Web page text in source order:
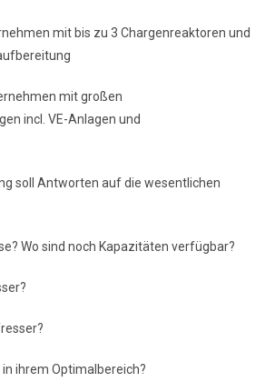
mit bis zu 3 Chargenreaktoren und
mit großen
incl. VE-Anlagen und
soll Antworten auf die wesentlichen
Wo sind noch Kapazitäten verfügbar?
in ihrem Optimalbereich?